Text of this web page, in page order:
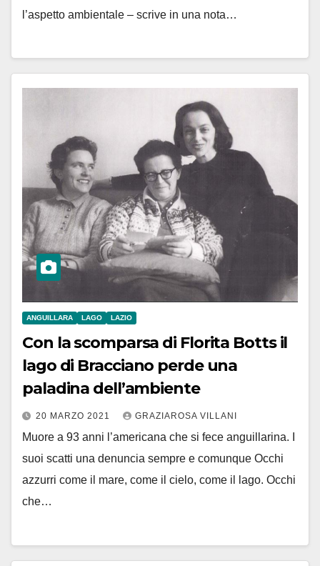
l’aspetto ambientale – scrive in una nota…
ANGUILLARA LAGO LAZIO
Con la scomparsa di Florita Botts il
lago di Bracciano perde una
paladina dell’ambiente
20 MARZO 2021 GRAZIAROSA VILLANI
Muore a 93 anni l’americana che si fece anguillarina. I
suoi scatti una denuncia sempre e comunque Occhi
azzurri come il mare, come il cielo, come il lago. Occhi
che…